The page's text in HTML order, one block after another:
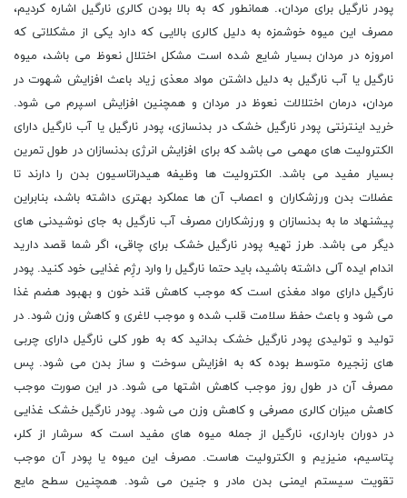
پودر نارگیل برای مردان،. همانطور که به بالا بودن کالری نارگیل اشاره کردیم،
مصرف این میوه خوشمزه به دلیل کالری بالایی که دارد یکی از مشکلاتی که
امروزه در مردان بسیار شایع شده است مشکل اختلال نعوظ می باشد، میوه
نارگیل یا آب نارگیل به دلیل داشتن مواد معذی زیاد باعث افزایش شهوت در
مردان، درمان اختلالات نعوظ در مردان و همچنین افزایش اسپرم می شود.
خرید اینترنتی پودر نارگیل خشک در بدنسازی، پودر نارگیل یا آب نارگیل دارای
الکترولیت های مهمی می باشد که برای افزایش انرژی بدنسازان در طول تمرین
بسیار مفید می باشد. الکترولیت ها وظیفه هیدراتاسیون بدن را دارند تا
عضلات بدن ورزشکاران و اعصاب آن ها عملکرد بهتری داشته باشد، بنابراین
پیشنهاد ما به بدنسازان و ورزشکاران مصرف آب نارگیل به جای نوشیدنی های
دیگر می باشد. طرز تهیه پودر نارگیل خشک برای چاقی، اگر شما قصد دارید
اندام ایده آلی داشته باشید، باید حتما نارگیل را وارد رژِم غذایی خود کنید. پودر
نارگیل دارای مواد مغذی است که موجب کاهش قند خون و بهبود هضم غذا
می شود و باعث حفظ سلامت قلب شده و موجب لاغری و کاهش وزن شود. در
تولید و تولیدی پودر نارگیل خشک بدانید که به طور کلی نارگیل دارای چربی
های زنجیره متوسط بوده که به افزایش سوخت و ساز بدن می شود. پس
مصرف آن در طول روز موجب کاهش اشتها می شود. در این صورت موجب
کاهش میزان کالری مصرفی و کاهش وزن می شود. پودر نارگیل خشک غذایی
در دوران بارداری، نارگیل از جمله میوه های مفید است که سرشار از کلر،
پتاسیم، منیزیم و الکترولیت هاست. مصرف این میوه یا پودر آن موجب
تقویت سیستم ایمنی بدن مادر و جنین می شود. همچنین سطح مایع